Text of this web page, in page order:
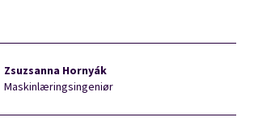
Zsuzsanna Hornyák
Maskinlæringsingeniør